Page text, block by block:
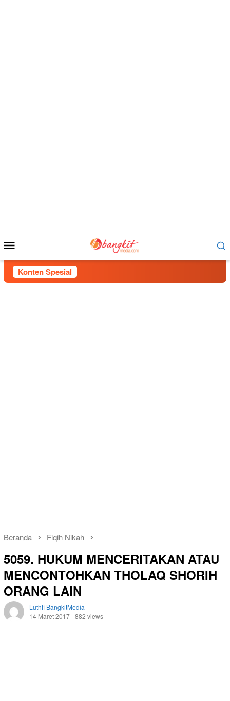
Mobile
Konten Spesial
Beranda Fiqih Nikah
5059. HUKUM MENCERITAKAN ATAU
MENCONTOHKAN THOLAQ SHORIH
ORANG LAIN
Luthfi BangkitMedia
14 Maret 2017 882 views